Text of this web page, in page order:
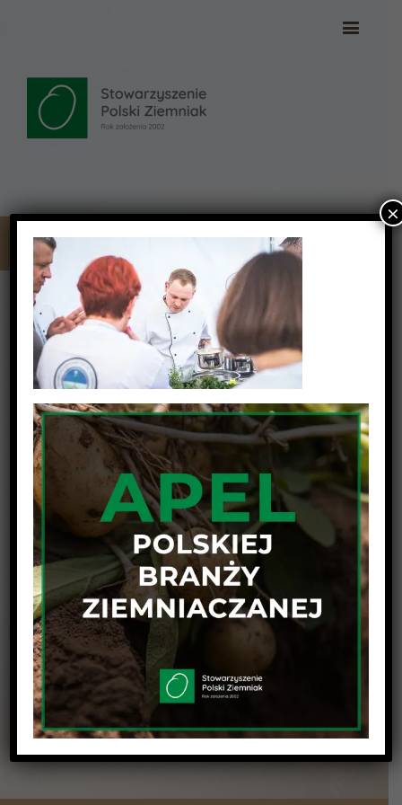
DSC_2399
DSC_2399
Udostępnij wpis na swojej platformie !
Facebook
TwitterLinkedinReddit Google+Pinterest
Vk
×